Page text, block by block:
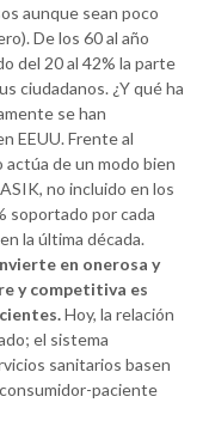
aunque sean poco
De los 60 al año
del 20 al 42% la parte
ciudadanos. ¿Y qué ha
se han
EEUU. Frente al
de un modo bien
no incluido en los
soportado por cada
la última década.
en onerosa y
y competitiva es
Hoy, la relación
el sistema
sanitarios basen
paciente